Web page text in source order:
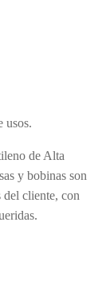
usos.
de Alta
y bobinas son
del cliente, con